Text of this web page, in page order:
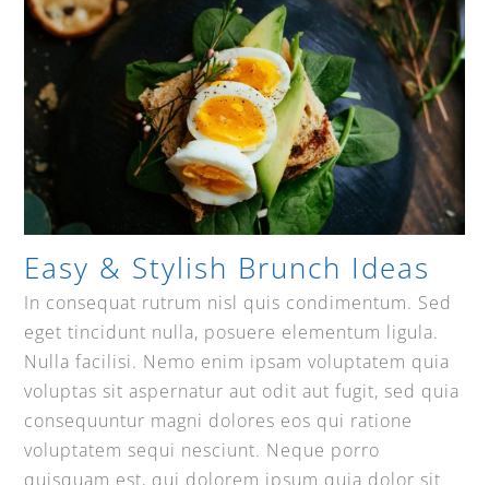
Easy & Stylish Brunch Ideas
In consequat rutrum nisl quis condimentum. Sed
eget tincidunt nulla, posuere elementum ligula.
Nulla facilisi. Nemo enim ipsam voluptatem quia
voluptas sit aspernatur aut odit aut fugit, sed quia
consequuntur magni dolores eos qui ratione
voluptatem sequi nesciunt. Neque porro
quisquam est, qui dolorem ipsum quia dolor sit